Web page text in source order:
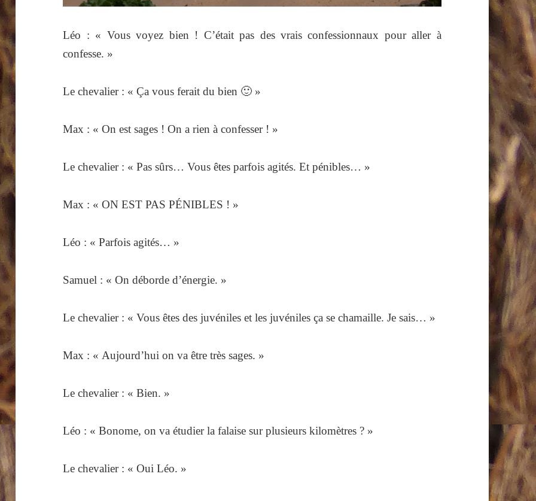
Léo : « Vous voyez bien ! C’était pas des vrais confessionnaux pour aller à
confesse. »
Le chevalier : « Ça vous ferait du bien 🙂 »
Max : « On est sages ! On a rien à confesser ! »
Le chevalier : « Pas sûrs… Vous êtes parfois agités. Et pénibles… »
Max : « ON EST PAS PÉNIBLES ! »
Léo : « Parfois agités… »
Samuel : « On déborde d’énergie. »
Le chevalier : « Vous êtes des juvéniles et les juvéniles ça se chamaille. Je sais… »
Max : « Aujourd’hui on va être très sages. »
Le chevalier : « Bien. »
Léo : « Bonome, on va étudier la falaise sur plusieurs kilomètres ? »
Le chevalier : « Oui Léo. »